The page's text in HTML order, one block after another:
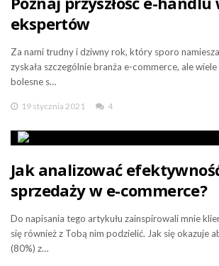
ekspertów
Za nami trudny i dziwny rok, który sporo
zyskała szczególnie branża e-commerce, ale
bolesne s…
19 stycznia 2021 4
Jak analizować
sprzedaży w e-commerce?
Do napisania tego artykułu zainspirowali mnie
się również z Tobą nim podzielić. Jak się okazuje
(80%) z…